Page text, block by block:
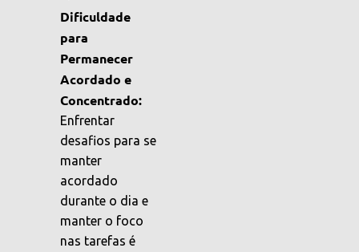
Dificuldade
para
Permanecer
Acordado e
Concentrado:
Enfrentar
desafios para se
manter
acordado
durante o dia e
manter o foco
nas tarefas é